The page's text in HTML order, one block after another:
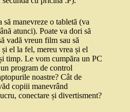
manevreze o tabletă (va
atunci). Poate va dori să
vadă vreun film sau să
el la fel, mereu vrea și el
timp. Le vom cumpăra un PC
program de control
noastre? Cât de
copiii manevrând
conectare și divertisment?